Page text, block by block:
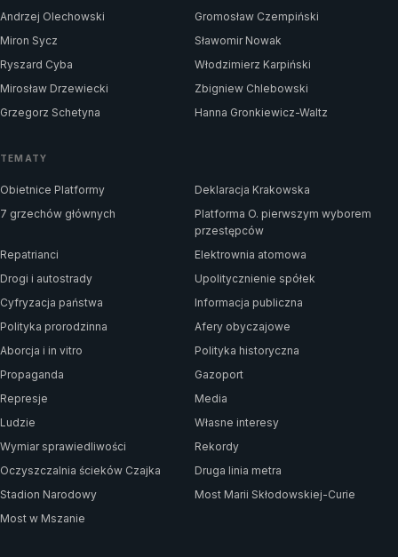
Andrzej Olechowski
Gromosław Czempiński
Miron Sycz
Sławomir Nowak
Ryszard Cyba
Włodzimierz Karpiński
Mirosław Drzewiecki
Zbigniew Chlebowski
Grzegorz Schetyna
Hanna Gronkiewicz-Waltz
TEMATY
Obietnice Platformy
Deklaracja Krakowska
7 grzechów głównych
Platforma O. pierwszym wyborem
przestępców
Repatrianci
Elektrownia atomowa
Drogi i autostrady
Upolitycznienie spółek
Cyfryzacja państwa
Informacja publiczna
Polityka prorodzinna
Afery obyczajowe
Aborcja i in vitro
Polityka historyczna
Propaganda
Gazoport
Represje
Media
Ludzie
Własne interesy
Wymiar sprawiedliwości
Rekordy
Oczyszczalnia ścieków Czajka
Druga linia metra
Stadion Narodowy
Most Marii Skłodowskiej-Curie
Most w Mszanie